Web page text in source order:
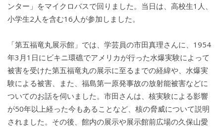
ンター」をマイクロバスで回りました。当日は、高校生1人、
小学生2人を含む16人が参加しました。
「第五福竜丸展示館」では、学芸員の市田真理さんに、1954
年3月1日にビキニ環礁でアメリカが行った水爆実験によって
被害を受けた第五福竜丸の展示に至るまでの経緯や、水爆実
験による被害、また、福島第一原発事故の放射能被害などに
ついてのお話を伺いました。市田さんは、核実験による影響
が50年以上経った今もあることなど、核の脅威について説明
されました。その後、館内の展示や展示館前広場の久保山愛